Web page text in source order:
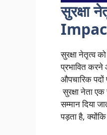
सुरक्षा
सुरक्षा नेतृत्व
प्रभावित करने
औपचारिक पदों
सुरक्षा नेता एक
सम्मान दिया
पड़ता है,